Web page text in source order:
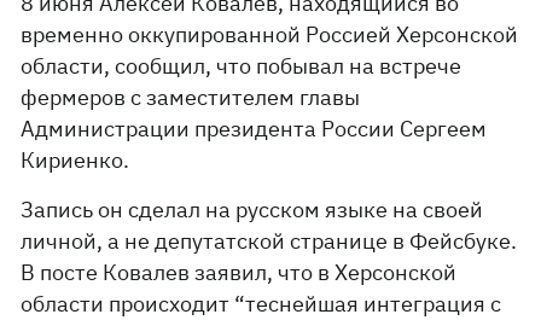
временно оккупированной Россией Херсонской
области, сообщил, что побывал на встрече
фермеров с заместителем главы
Администрации президента России Сергеем
Кириенко.
Запись он сделал на русском языке на своей
личной, а не депутатской странице в Фейсбуке.
В посте Ковалев заявил, что в Херсонской
области происходит “теснейшая интеграция с